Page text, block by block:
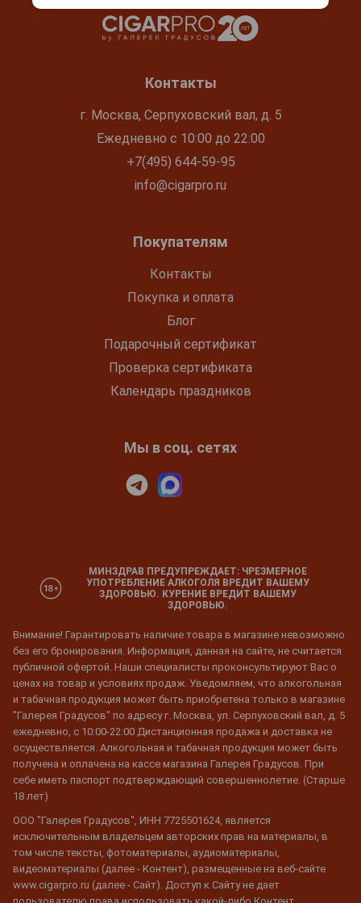
Контакты
г. Москва, Серпуховский вал, д. 5
Ежедневно с 10:00 до 22:00
+7(495) 644-59-95
info@cigarpro.ru
Покупателям
Контакты
Покупка и оплата
Блог
Подарочный сертификат
Проверка сертификата
Календарь праздников
Мы в соц. сетях
МИНЗДРАВ ПРЕДУПРЕЖДАЕТ: ЧРЕЗМЕРНОЕ
УПОТРЕБЛЕНИЕ АЛКОГОЛЯ ВРЕДИТ ВАШЕМУ
ЗДОРОВЬЮ. КУРЕНИЕ ВРЕДИТ ВАШЕМУ
ЗДОРОВЬЮ.
Внимание! Гарантировать наличие товара в магазине невозможно
без его бронирования. Информация, данная на сайте, не считается
публичной офертой. Наши специалисты проконсультируют Вас о
ценах на товар и условиях продаж. Уведомляем, что алкогольная
и табачная продукция может быть приобретена только в магазине
"Галерея Градусов" по адресу г. Москва, ул. Серпуховский вал, д. 5
ежедневно, с 10:00-22:00 Дистанционная продажа и доставка не
осуществляется. Алкогольная и табачная продукция может быть
получена и оплачена на кассе магазина Галерея Градусов. При
себе иметь паспорт подтверждающий совершеннолетие. (Старше
18 лет)
ООО "Галерея Градусов", ИНН 7725501624, является
исключительным владельцем авторских прав на материалы, в
том числе тексты, фотоматериалы, аудиоматериалы,
видеоматериалы (далее - Контент), размещенные на веб-сайте
www.cigarpro.ru (далее - Сайт). Доступ к Сайту не дает